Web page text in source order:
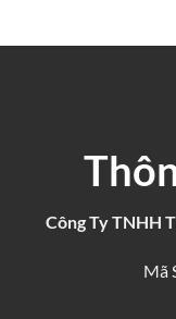
Công Ty TNHH
Mã